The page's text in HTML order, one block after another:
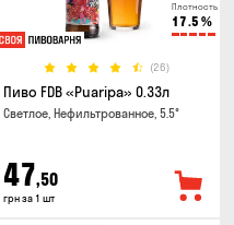
Плотность
17.5 %
(26)
Пиво FDB «Puaripa» 0.33л
Светлое, Нефильтрованное, 5.5°
47,50
грн за 1 шт